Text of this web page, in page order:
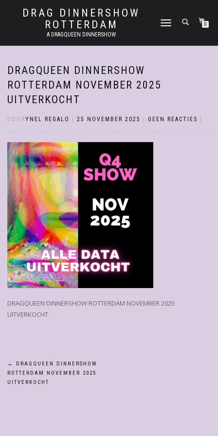
DRAG DINNERSHOW
ROTTERDAM
A DRAGQUEEN DINNERSHOW
SCHAKEL
0
DRAGQUEEN DINNERSHOW
ROTTERDAM NOVEMBER 2025
UITVERKOCHT
DOORYNEL REGALO 25 NOVEMBER 2025 GEEN REACTIES
DRAGQUEEN DINNERSHOW ROTTERDAM NOVEMBER 2025
UITVERKOCHT
Bericht
navigatie
←
DRAGQUEEN DINNERSHOW
ROTTERDAM NOVEMBER 2025
UITVERKOCHT